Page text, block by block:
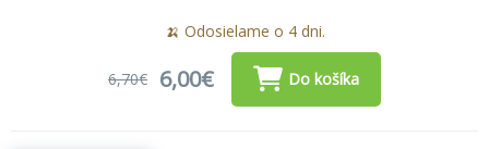
🍌 Odosielame o 4 dni.
6,70€ 6,00€ Do košíka